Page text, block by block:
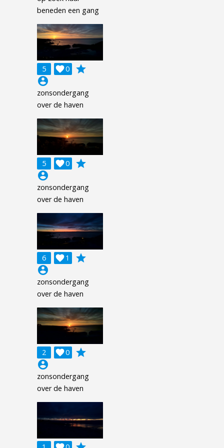
beneden een gang
5 0

grade
account_circle
zonsondergang
over de haven
5 0

grade
account_circle
zonsondergang
over de haven
6 1

grade
account_circle
zonsondergang
over de haven
2 0

grade
account_circle
zonsondergang
over de haven